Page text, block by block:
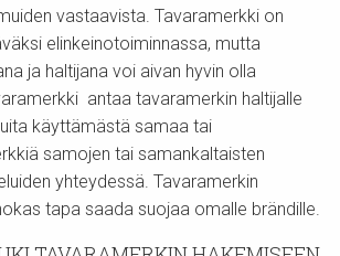
vastaavista. Tavaramerkki on
elinkeinotoiminnassa, mutta
ja haltijana voi aivan hyvin olla
antaa tavaramerkin haltijalle
käyttämästä samaa tai
samojen tai samankaltaisten
yhteydessä. Tavaramerkin
tapa saada suojaa omalle brändille.